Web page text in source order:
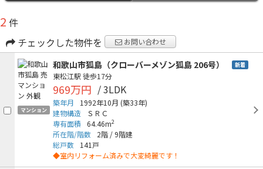
2 件
チェックした物件を
お問い合わせ
マンション
和歌山市狐島（クローバーメゾン狐島 206号） 新着
東松江駅 徒歩17分
969万円 / 3LDK
築年月 1992年10月 (築33年)
建物構造
ＳＲＣ
専有面積
64.46m2
所在階/階数 2階 /9階建
総戸数
141戸
◆室内リフォーム済みで大変綺麗です！